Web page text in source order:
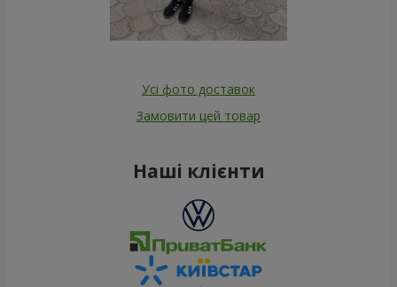
Усі фото доставок
Замовити цей товар
Наші клієнти